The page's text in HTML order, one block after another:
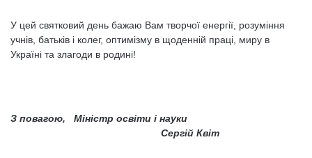
У цей святковий день бажаю Вам творчої енергії, розуміння
учнів, батьків і колег, оптимізму в щоденній праці, миру в
Україні та злагоди в родині!
З повагою, Міністр освіти і науки
Сергій Квіт